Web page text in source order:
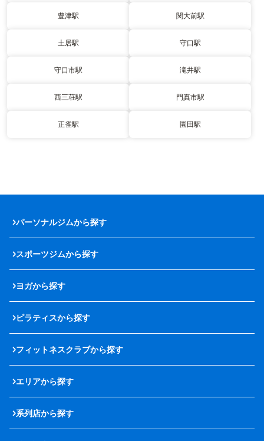
豊津駅 関大前駅
土居駅 守口駅
守口市駅 滝井駅
西三荘駅 門真市駅
正雀駅 園田駅
パーソナルジムから探す
スポーツジムから探す
ヨガから探す
ピラティスから探す
フィットネスクラブから探す
エリアから探す
系列店から探す